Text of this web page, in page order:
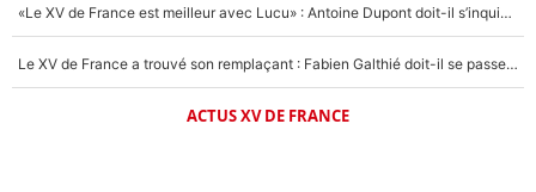
«Le XV de France est meilleur avec Lucu» : Antoine Dupont doit-il s’inquiéter pour sa place ?
Le XV de France a trouvé son remplaçant : Fabien Galthié doit-il se passer d'Antoine Dupont ?
ACTUS XV DE FRANCE